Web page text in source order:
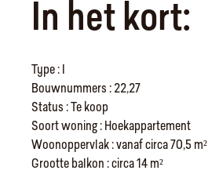
In het kort:
Type : I
Bouwnummers : 22,27
Status : Te koop
Soort woning : Hoekappartement
Woonoppervlak : vanaf circa 70,5 m²
Grootte balkon : circa 14 m²